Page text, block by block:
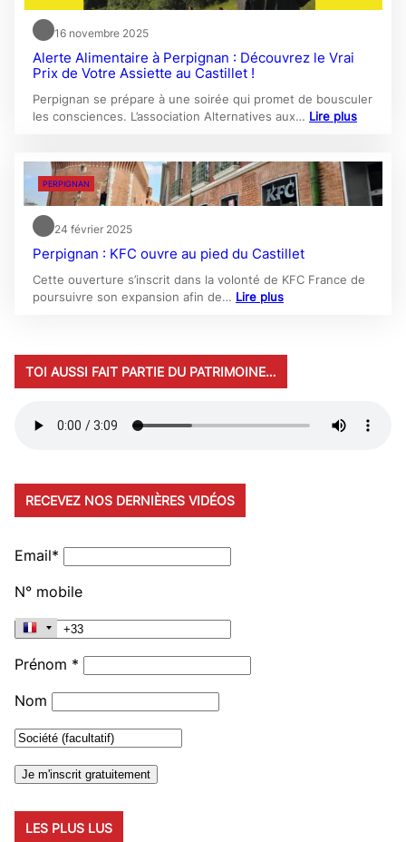
16 novembre 2025
Alerte Alimentaire à Perpignan : Découvrez le Vrai
Prix de Votre Assiette au Castillet !
Perpignan se prépare à une soirée qui promet de bousculer
les consciences. L’association Alternatives aux… Lire plus
PERPIGNAN
24 février 2025
Perpignan : KFC ouvre au pied du Castillet
Cette ouverture s’inscrit dans la volonté de KFC France de
poursuivre son expansion afin de… Lire plus
TOI AUSSI FAIT PARTIE DU PATRIMOINE…
RECEVEZ NOS DERNIÈRES VIDÉOS
Email*
N° mobile
Prénom *
Nom
LES PLUS LUS